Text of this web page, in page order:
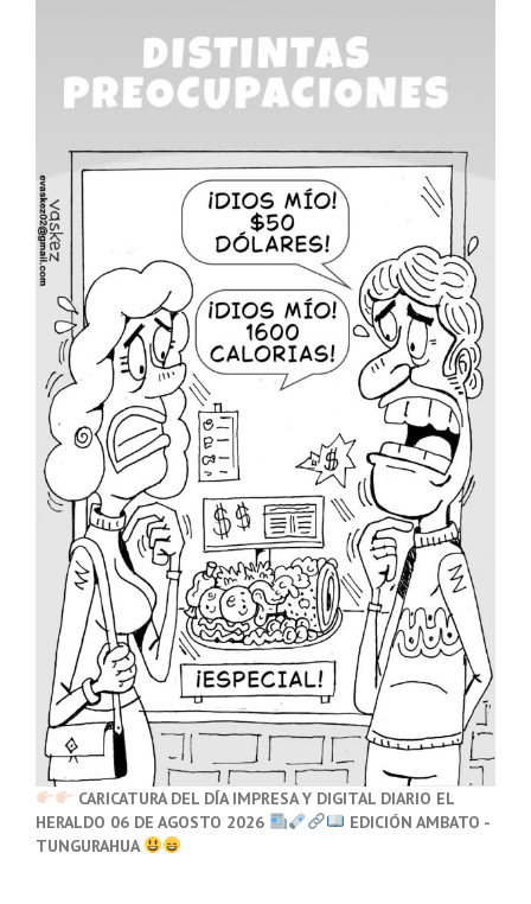
CARICATURA DEL DÍA IMPRESA Y DIGITAL DIARIO EL
HERALDO 06 DE AGOSTO 2026
EDICIÓN AMBATO -
TUNGURAHUA